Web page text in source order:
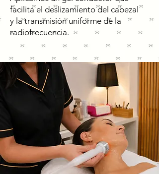
facilita el deslizamiento del cabezal
y la transmisión uniforme de la
radiofrecuencia.